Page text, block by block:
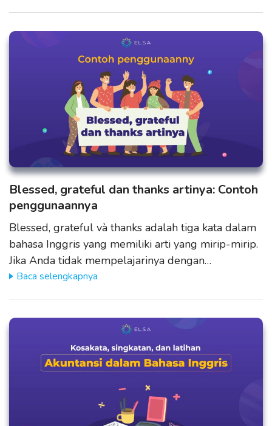
Blessed, grateful dan thanks artinya: Contoh
penggunaannya
Blessed, grateful và thanks adalah tiga kata dalam
bahasa Inggris yang memiliki arti yang mirip-mirip.
Jika Anda tidak mempelajarinya dengan…
Baca selengkapnya